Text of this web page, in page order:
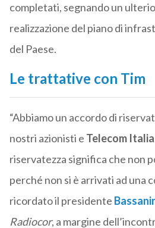
completati, segnando un
realizzazione del piano di
del Paese.
Le trattative con Tim
“Abbiamo un accordo di
nostri azionisti e Telecom
riservatezza significa che non
perché non si è arrivati ad una
ricordato il presidente
Radiocor, a margine